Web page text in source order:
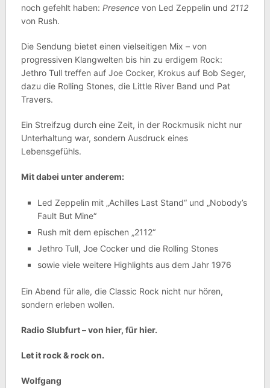
noch gefehlt haben: Presencevon Led Zeppelin und 2112
von Rush.
Die Sendung bietet einen vielseitigen Mix – von
progressiven Klangwelten bis hin zu erdigem Rock:
Jethro Tull treffen auf Joe Cocker, Krokus auf Bob Seger,
dazu die Rolling Stones, die Little River Band und Pat
Travers.
Ein Streifzug durch eine Zeit, in der Rockmusik nicht nur
Unterhaltung war, sondern Ausdruck eines
Lebensgefühls.
Mit dabei unter anderem:
Led Zeppelin mit „Achilles Last Stand“ und „Nobody’s
Fault But Mine“
Rush mit dem epischen „2112“
Jethro Tull, Joe Cocker und die Rolling Stones
sowie viele weitere Highlights aus dem Jahr 1976
Ein Abend für alle, die Classic Rock nicht nur hören,
sondern erleben wollen.
Radio Slubfurt – von hier, für hier.
Let it rock & rock on.
Wolfgang